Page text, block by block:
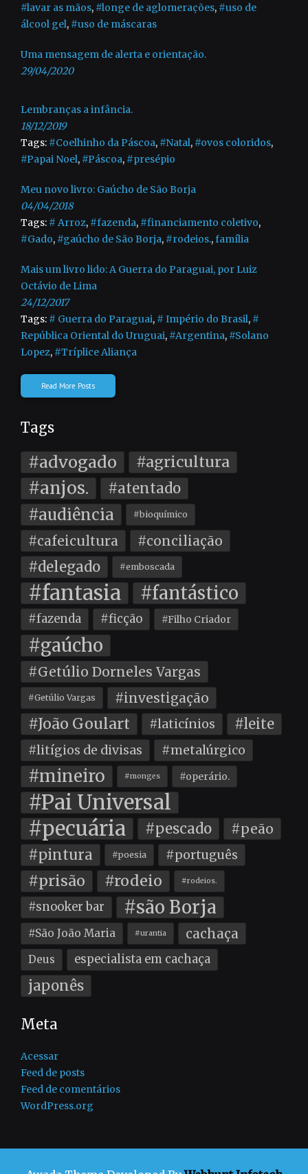
#lavar as mãos, #longe de aglomerações, #uso de
álcool gel, #uso de máscaras
Uma mensagem de alerta e orientação.
29/04/2020
Lembranças a infância.
18/12/2019
Tags: #Coelhinho da Páscoa, #Natal, #ovos coloridos,
#Papai Noel, #Páscoa, #presépio
Meu novo livro: Gaúcho de São Borja
04/04/2018
Tags: # Arroz, #fazenda, #financiamento coletivo,
#Gado, #gaúcho de São Borja, #rodeios.,família
Mais um livro lido: A Guerra do Paraguai, por Luiz
Octávio de Lima
24/12/2017
Tags: # Guerra do Paraguai, # Império do Brasil, #
República Oriental do Uruguai, #Argentina, #Solano
Lopez, #Tríplice Aliança
Read More Posts
Tags
#advogado #agricultura
#anjos. #atentado
#audiência #bioquímico
#cafeicultura #conciliação
#delegado #emboscada
#fantasia #fantástico
#fazenda #ficção #Filho Criador
#gaúcho
#Getúlio Dorneles Vargas
#Getúlio Vargas #investigação
#João Goulart #laticínios #leite
#litígios de divisas #metalúrgico
#mineiro #monges #operário.
#Pai Universal
#pecuária
#pescado #peão
#pintura #poesia #português
#prisão #rodeio #rodeios.
#snooker bar #são Borja
#São João Maria #urantia cachaça
Deus especialista em cachaça
japonês
Meta
Acessar
Feed de posts
Feed de comentários
WordPress.org